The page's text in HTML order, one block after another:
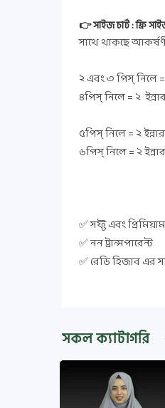
👉 সাইজ চার্ট : ফ্রি
সাথে থাকছে
২ এবং ৩ পিস্ নিলে
৪পিস্ নিলে = ২
৫পিস্ নিলে = ২
৬পিস্ নিলে = ২
✅ সফ্ট এবং
✅ নন ট্রান্সপারেন্ট
✅ রেডি হিজাব এর
সকল ক্যাটাগরি